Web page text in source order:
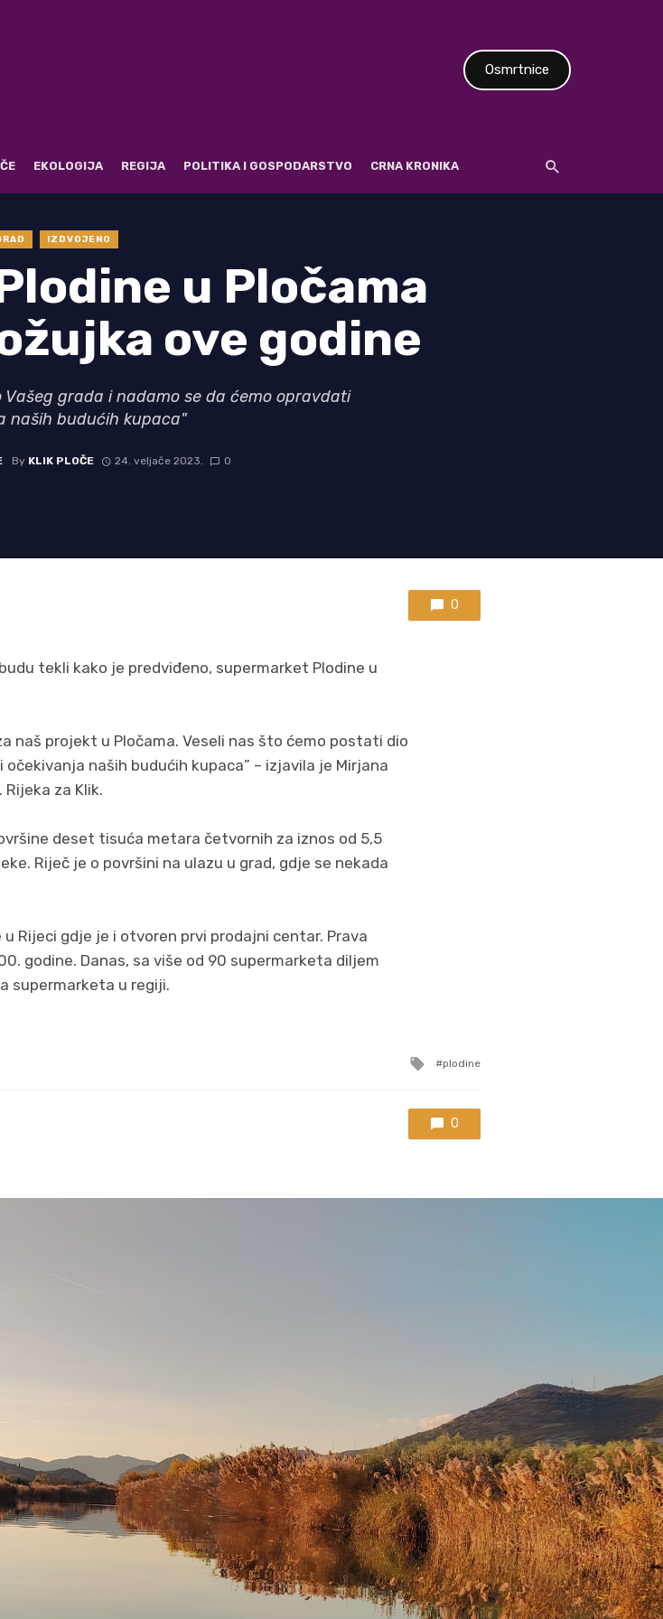
Osmrtnice
EKOLOGIJA REGIJA POLITIKA I GOSPODARSTVO CRNA KRONIKA
IZDVOJENO
u Pločama
ove godine
Vašeg grada i nadamo se da ćemo opravdati
naših budućih kupaca"
By KLIK PLOČE 24. veljače 2023. 0
0
tekli kako je predviđeno, supermarket Plodine u
naš projekt u Pločama. Veseli nas što ćemo postati dio
naših budućih kupaca” – izjavila je Mirjana
za Klik.
deset tisuća metara četvornih za iznos od 5,5
Riječ je o površini na ulazu u grad, gdje se nekada
Rijeci gdje je i otvoren prvi prodajni centar. Prava
godine. Danas, sa više od 90 supermarketa diljem
supermarketa u regiji.
Tagged
plodine
0